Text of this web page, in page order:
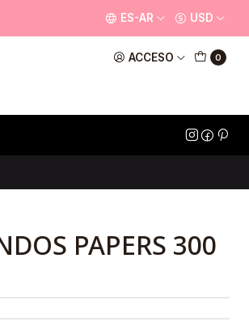
ACCESO 0
ES-AR USD
PAPERS 300